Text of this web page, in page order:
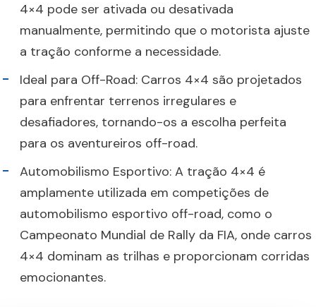
4×4 pode ser ativada ou desativada
manualmente, permitindo que o motorista ajuste
a tração conforme a necessidade.
Ideal para Off-Road: Carros 4×4 são projetados
para enfrentar terrenos irregulares e
desafiadores, tornando-os a escolha perfeita
para os aventureiros off-road.
Automobilismo Esportivo: A tração 4×4 é
amplamente utilizada em competições de
automobilismo esportivo off-road, como o
Campeonato Mundial de Rally da FIA, onde carros
4×4 dominam as trilhas e proporcionam corridas
emocionantes.